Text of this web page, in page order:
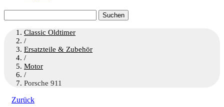
nach:
Classic Oldtimer
/
Ersatzteile & Zubehör
/
Motor
/
Porsche 911
Zurück